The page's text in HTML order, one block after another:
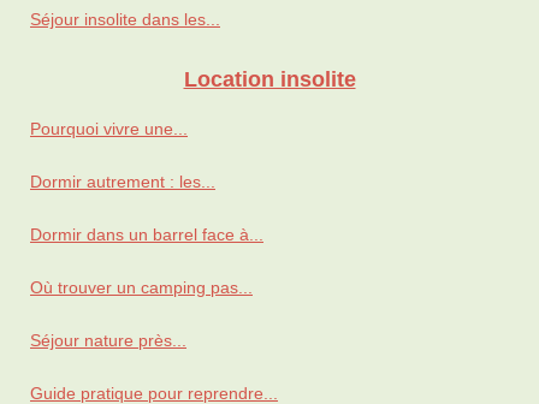
Séjour insolite dans les...
Location insolite
Pourquoi vivre une...
Dormir autrement : les...
Dormir dans un barrel face à...
Où trouver un camping pas...
Séjour nature près...
Guide pratique pour reprendre...